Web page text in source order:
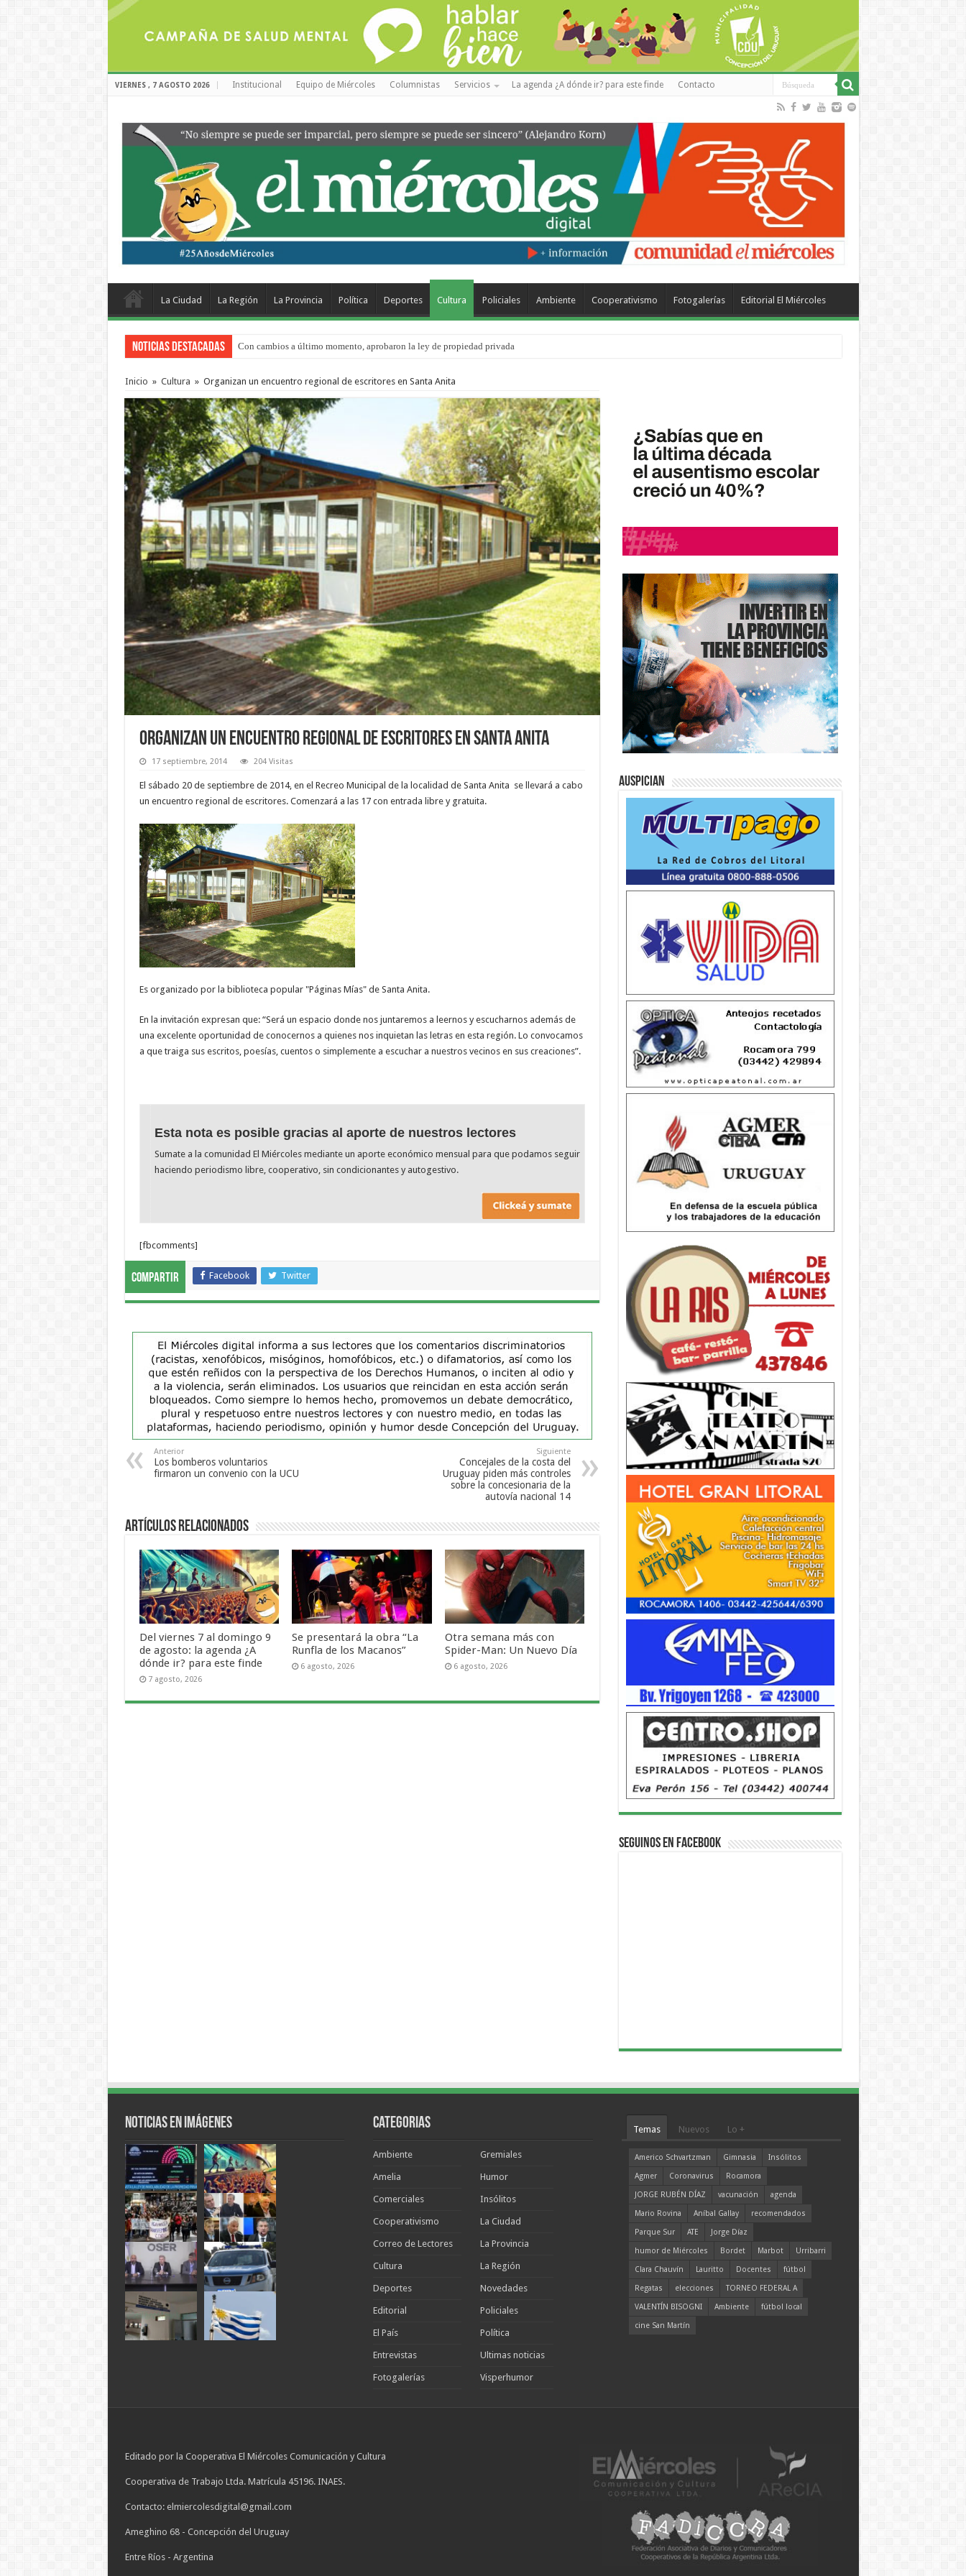
VIERNES , 7 AGOSTO 2026 Institucional Equipo de Miércoles Columnistas Servicios La agenda ¿A dónde ir? para este finde Contacto
La Ciudad La Región La Provincia Política Deportes Cultura Policiales Ambiente Cooperativismo Fotogalerías Editorial El Miércoles
Noticias Destacadas Con cambios a último momento, aprobaron la ley de propiedad privada
Del viernes 7 al domingo 9 de agosto: la agenda ¿A dónde ir? para este finde
Inicio » Cultura » Organizan un encuentro regional de escritores en Santa Anita
Organizan un encuentro regional de escritores en Santa Anita
17 septiembre, 2014 204 Visitas
El sábado 20 de septiembre de 2014, en el Recreo Municipal de la localidad de Santa Anita se llevará a cabo
un encuentro regional de escritores. Comenzará a las 17 con entrada libre y gratuita.
Es organizado por la biblioteca popular "Páginas Mías" de Santa Anita.
En la invitación expresan que: “Será un espacio donde nos juntaremos a leernos y escucharnos además de
una excelente oportunidad de conocernos a quienes nos inquietan las letras en esta región. Lo convocamos
a que traiga sus escritos, poesías, cuentos o simplemente a escuchar a nuestros vecinos en sus creaciones”.
Esta nota es posible gracias al aporte de nuestros lectores
Sumate a la comunidad El Miércoles mediante un aporte económico mensual para que podamos seguir
haciendo periodismo libre, cooperativo, sin condicionantes y autogestivo.
[fbcomments]
Compartir Facebook Twitter
Anterior
Los bomberos voluntarios
firmaron un convenio con la UCU
Siguiente
Concejales de la costa del
Uruguay piden más controles
sobre la concesionaria de la
autovía nacional 14
Artículos Relacionados
Del viernes 7 al domingo 9
de agosto: la agenda ¿A
dónde ir? para este finde
7 agosto, 2026
Se presentará la obra “La
Runfla de los Macanos”
6 agosto, 2026
Otra semana más con
Spider-Man: Un Nuevo Día
6 agosto, 2026
Auspician
Seguinos en Facebook
Noticias en Imágenes Categorias
Ambiente
Amelia
Comerciales
Cooperativismo
Correo de Lectores
Cultura
Deportes
Editorial
El País
Entrevistas
Fotogalerías
Gremiales
Humor
Insólitos
La Ciudad
La Provincia
La Región
Novedades
Policiales
Política
Ultimas noticias
Visperhumor
Temas Nuevos Lo +
Americo Schvartzman Gimnasia
Insólitos
Agmer
Coronavirus
Rocamora
JORGE RUBÉN DÍAZ
vacunación
agenda
Mario Rovina
Aníbal Gallay
recomendados
Parque Sur
ATE
Jorge Díaz
humor de Miércoles
Bordet Marbot
Urribarri
Clara Chauvín
Lauritto Docentes
fútbol
Regatas
elecciones
TORNEO FEDERAL A
VALENTÍN BISOGNI
Ambiente
fútbol local
cine San Martín
Editado por la Cooperativa El Miércoles Comunicación y Cultura
Cooperativa de Trabajo Ltda. Matrícula 45196. INAES.
Contacto: elmiercolesdigital@gmail.com
Ameghino 68 - Concepción del Uruguay
Entre Ríos - Argentina